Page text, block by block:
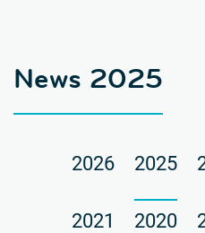
News 2025
2026 2025
2021 2020